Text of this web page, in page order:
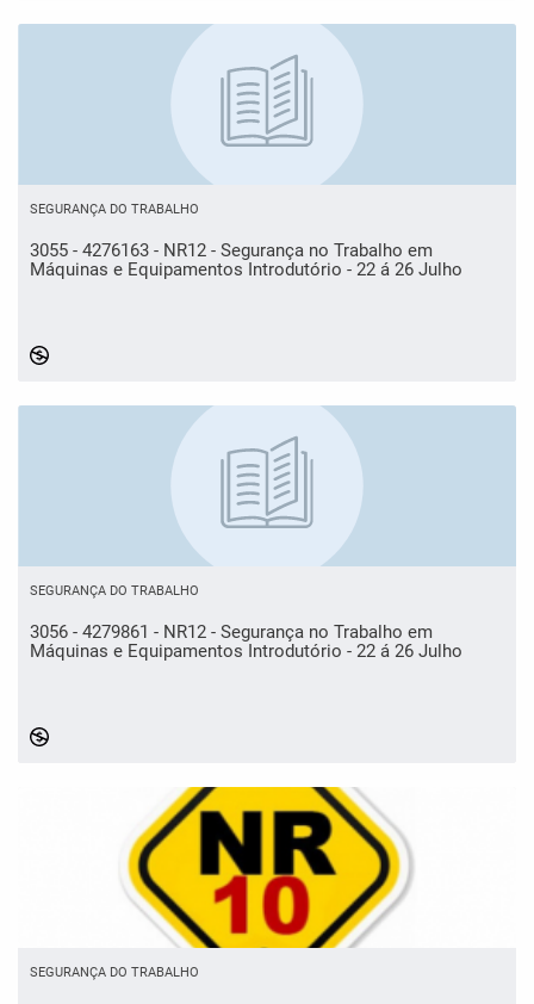
SEGURANÇA DO TRABALHO
3055 - 4276163 - NR12 - Segurança no Trabalho em
Máquinas e Equipamentos Introdutório - 22 á 26 Julho
SEGURANÇA DO TRABALHO
3056 - 4279861 - NR12 - Segurança no Trabalho em
Máquinas e Equipamentos Introdutório - 22 á 26 Julho
SEGURANÇA DO TRABALHO